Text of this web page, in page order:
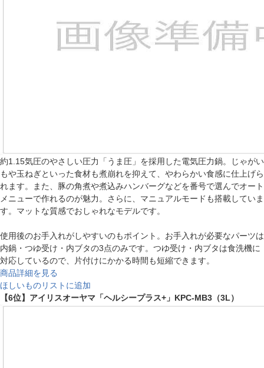
約1.15気圧のやさしい圧力「うま圧」を採用した電気圧力鍋。じゃがい
もや玉ねぎといった食材も煮崩れを抑えて、やわらかい食感に仕上げら
れます。また、豚の角煮や煮込みハンバーグなどを番号で選んでオート
メニューで作れるのが魅力。さらに、マニュアルモードも搭載していま
す。マットな質感でおしゃれなモデルです。
使用後のお手入れがしやすいのもポイント。お手入れが必要なパーツは
内鍋・つゆ受け・内ブタの3点のみです。つゆ受け・内ブタは食洗機に
対応しているので、片付けにかかる時間も短縮できます。
商品詳細を見る
ほしいものリストに追加
【6位】アイリスオーヤマ「ヘルシープラス+」KPC-MB3（3L）